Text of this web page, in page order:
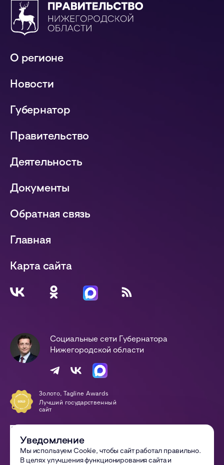
О регионе
Новости
Губернатор
Правительство
Деятельность
Документы
Обратная связь
Главная
Карта сайта
Социальные сети Губернатора
Нижегородской области
Золото, Tagline Awards
Лучший государственный
сайт
Сайт года
Уведомление
Мы используем Cookie, чтобы сайт работал правильно.
В целях улучшения функционирования сайта и